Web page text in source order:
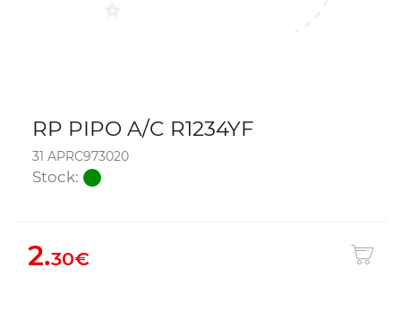
RP PIPO A/C R1234YF
31 APRC973020
Stock:
2.30€